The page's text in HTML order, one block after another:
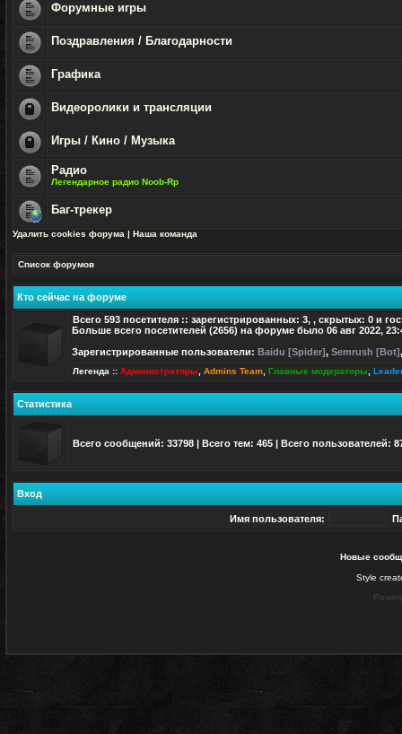
сообщений
непрочитанных
сообщений
Форумные игры
непрочитанных
сообщений
Поздравления / Благодарности
непрочитанных
сообщений
Графика
закрыт
Видеоролики и трансляции
закрыт
Игры / Кино / Музыка
непрочитанных
сообщений
Радио
Легендарное радио Noob-Rp
непрочитанных
Баг-трекер
Удалить cookies форума | Наша команда
Список форумов
Кто сейчас на форуме
Всего 593 посетителя :: зарегистрированных: 3, , скрытых: 0 и
Больше всего посетителей (2656) на форуме было 06 авг 2022,
Зарегистрированные пользователи: Baidu [Spider], Semrush [Bot]
Легенда :: Администраторы Admins Team Главные модераторы
Статистика
Всего сообщений: 33798 | Всего тем: 465 | Всего пользователей:
Вход
Имя пользователя:
Новые
Style